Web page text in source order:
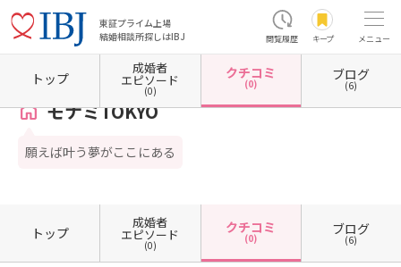
東証プライム上場
結婚相談所探しはIBJ
閲覧履歴 キープ メニュー
ホーム 東京都の結婚相談所 東京都中央区 モナミTOKYO クチコミ一覧
モナミTOKYO
願えば叶う夢がここにある
トップ
成婚者
エピソード
(0)
クチコミ
(0)
ブログ
(6)
トップ
成婚者
エピソード
(0)
クチコミ
(0)
ブログ
(6)